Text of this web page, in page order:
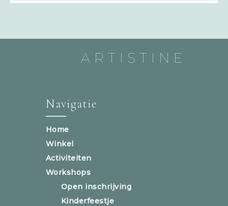
ARTISTINE
Navigatie
Home
Winkel
Activiteiten
Workshops
Open inschrijving
Kinderfeestje